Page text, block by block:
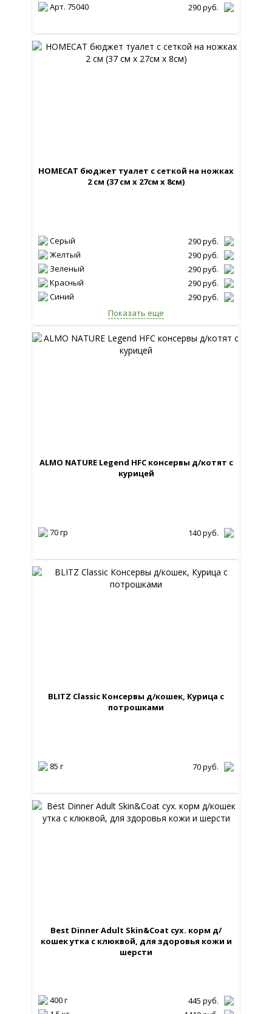
Арт. 75040 290руб.
HOMECAT бюджет туалет с сеткой на ножках
2 см (37 см х 27см х 8см)
Серый 290руб.
Желтый
290руб.
Зеленый
290руб.
Красный
290руб.
Синий
290руб.
Показать еще
ALMO NATURE Legend HFC консервы д/котят с
курицей
70 гр 140руб.
BLITZ Classic Консервы д/кошек, Курица с
потрошками
85 г 70руб.
Best Dinner Adult Skin&Coat сух. корм д/
кошек утка с клюквой, для здоровья кожи и
шерсти
400 г 445 руб.